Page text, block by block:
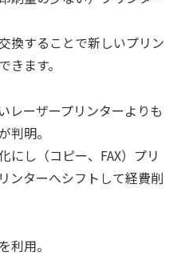
換することで新しいプリン
ます。
ーザープリンターよりも
判明。
し（コピー、FAX）プリ
ンターへシフトして経費削
用。